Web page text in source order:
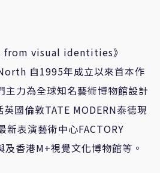
from visual identities》
自1995年成立以來首本作
主力為全球知名藝術博物館設計
英國倫敦TATE MODERN泰德現
新表演藝術中心FACTORY
及香港M+視覺文化博物館等。